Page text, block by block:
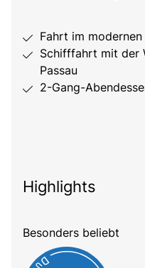
Fahrt im modernen
Schifffahrt mit der
Passau
2-Gang-
Highlights
Besonders beliebt